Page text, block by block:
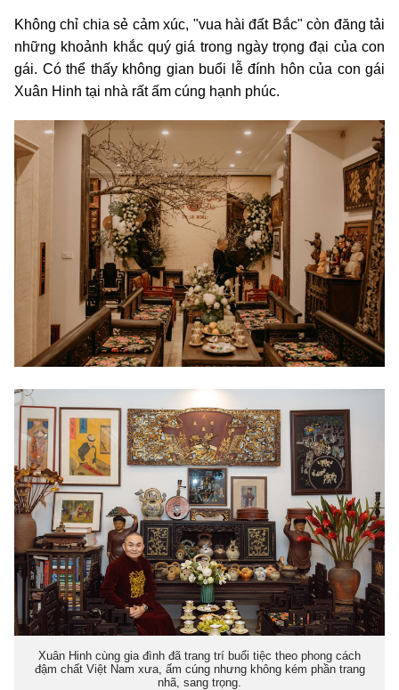
Không chỉ chia sẻ cảm xúc, "vua hài đất Bắc" còn đăng tải
những khoảnh khắc quý giá trong ngày trọng đại của con
gái. Có thể thấy không gian buổi lễ đính hôn của con gái
Xuân Hinh tại nhà rất ấm cúng hạnh phúc.
Xuân Hinh cùng gia đình đã trang trí buổi tiệc theo phong cách
đậm chất Việt Nam xưa, ấm cúng nhưng không kém phần trang
nhã, sang trọng.